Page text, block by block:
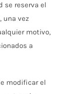
se reserva el
una vez
motivo,
a
modificar el